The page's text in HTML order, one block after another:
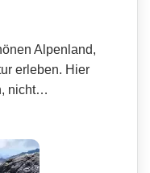
Alpenland,
erleben. Hier
nicht…